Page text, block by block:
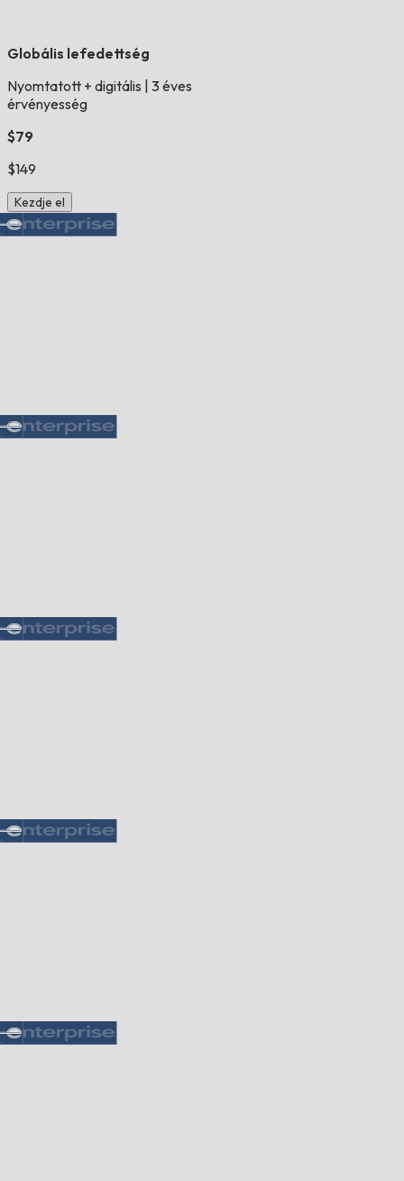
Globális lefedettség
Nyomtatott + digitális 3 éves
érvényesség
$79
$149
Kezdje el